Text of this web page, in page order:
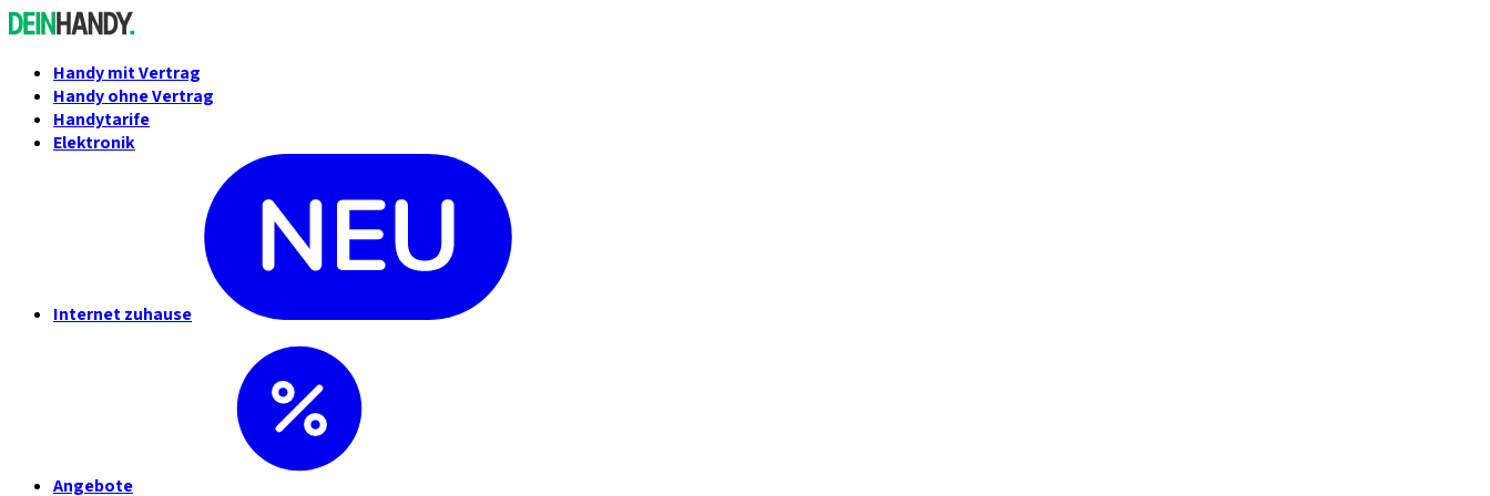
Handy mit Vertrag
Handy ohne Vertrag
Handytarife
Elektronik
Internet zuhause
Angebote